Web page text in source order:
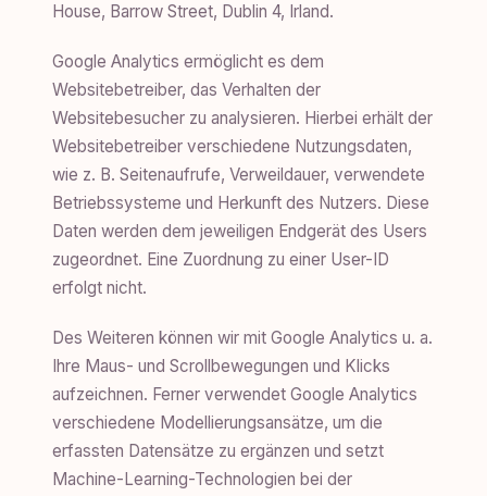
House, Barrow Street, Dublin 4, Irland.
Google Analytics ermöglicht es dem
Websitebetreiber, das Verhalten der
Websitebesucher zu analysieren. Hierbei erhält der
Websitebetreiber verschiedene Nutzungsdaten,
wie z. B. Seitenaufrufe, Verweildauer, verwendete
Betriebssysteme und Herkunft des Nutzers. Diese
Daten werden dem jeweiligen Endgerät des Users
zugeordnet. Eine Zuordnung zu einer User-ID
erfolgt nicht.
Des Weiteren können wir mit Google Analytics u. a.
Ihre Maus- und Scrollbewegungen und Klicks
aufzeichnen. Ferner verwendet Google Analytics
verschiedene Modellierungsansätze, um die
erfassten Datensätze zu ergänzen und setzt
Machine-Learning-Technologien bei der